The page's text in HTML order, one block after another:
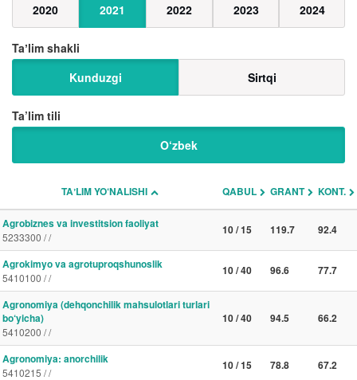
2020
2021 2022 2023 2024
Taʼlim shakli
Kunduzgi
Sirtqi
Ta’lim tili
O‘zbek
TAʼLIM YO‘NALISHI QABUL GRANT KONT.
Agrobiznes va investitsion faoliyat
5233300 / /
10 / 15 119.7 92.4
Agrokimyo va agrotuproqshunoslik
5410100 / /
10 / 40 96.6 77.7
Agronomiya (dehqonchilik mahsulotlari turlari
bo‘yicha)
5410200 / /
10 / 40 94.5 66.2
Agronomiya: anorchilik
5410215 / /
10 / 15 78.8 67.2